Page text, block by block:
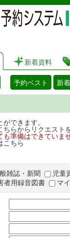
新着資料
予約ベスト 新
できます。
ちらからリクエス
準備はできてい
こちら
雑誌・新聞
児童
者用録音図書 マ